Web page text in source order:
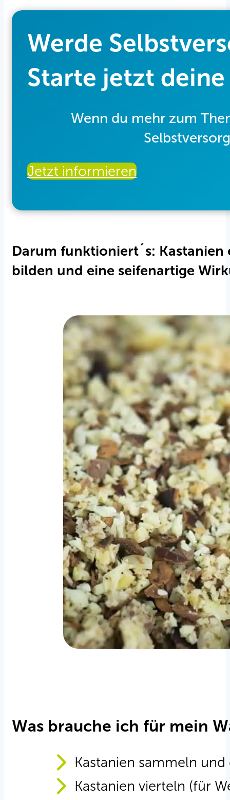
Werde
Starte jetzt
Wenn du mehr zum
Jetzt informieren
Darum funktioniert´s: Kastanien
bilden und eine seifenartige
Was brauche ich für mein
Kastanien sammeln
Kastanien vierteln (für